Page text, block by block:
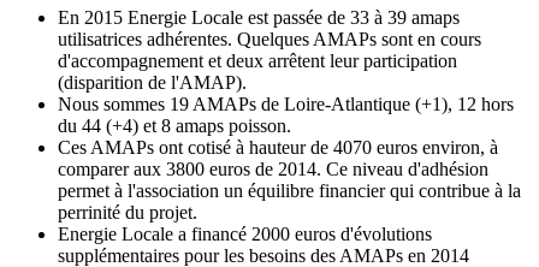
En 2015 Energie Locale est passée de 33 à 39 amaps
utilisatrices adhérentes. Quelques AMAPs sont en cours
d'accompagnement et deux arrêtent leur participation
(disparition de l'AMAP).
Nous sommes 19 AMAPs de Loire-Atlantique (+1), 12 hors
du 44 (+4) et 8 amaps poisson.
Ces AMAPs ont cotisé à hauteur de 4070 euros environ, à
comparer aux 3800 euros de 2014. Ce niveau d'adhésion
permet à l'association un équilibre financier qui contribue à la
perrinité du projet.
Energie Locale a financé 2000 euros d'évolutions
supplémentaires pour les besoins des AMAPs en 2014